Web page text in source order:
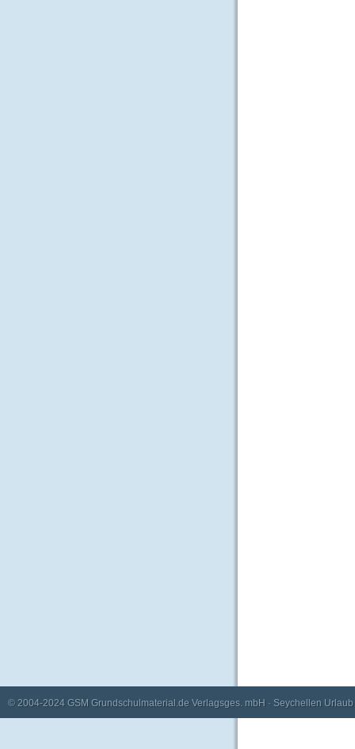
© 2004-2024 GSM Grundschulmaterial.de Verlagsges. mbH · Seychellen Urlaub